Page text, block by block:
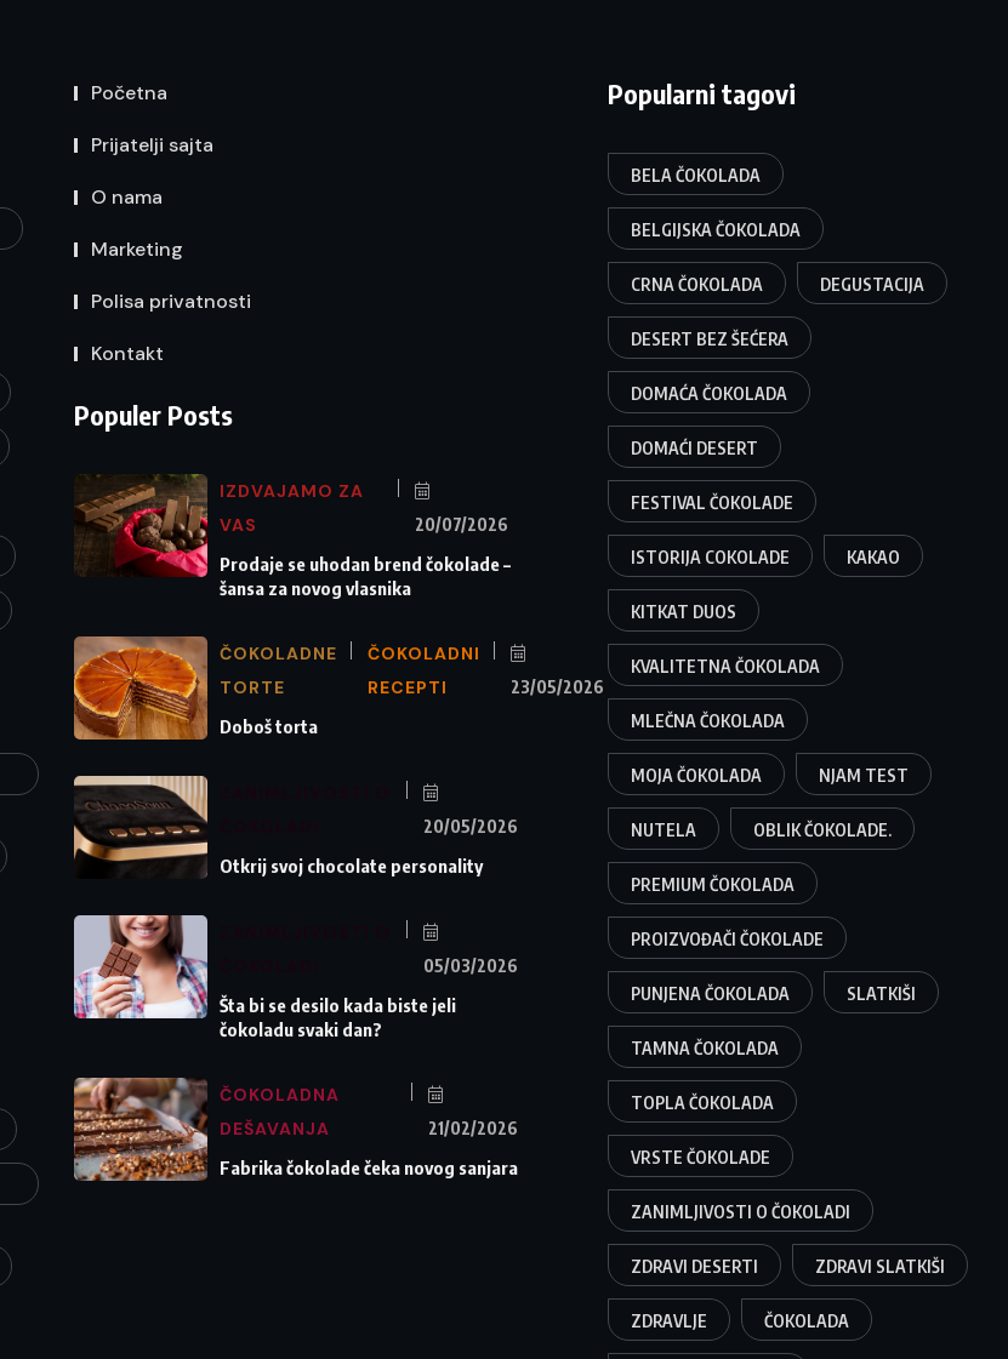
Početna
Prijatelji sajta
O nama
Marketing
Polisa privatnosti
Kontakt
Populer Posts
IZDVAJAMO ZA
VAS
20/07/2026
Prodaje se uhodan brend čokolade –
šansa za novog vlasnika
ČOKOLADNE
TORTE
ČOKOLADNI
RECEPTI
23/05/2026
Doboš torta
20/05/2026
Otkrij svoj chocolate personality
05/03/2026
Šta bi se desilo kada biste jeli
čokoladu svaki dan?
ČOKOLADNA
DEŠAVANJA
21/02/2026
Fabrika čokolade čeka novog sanjara
Popularni tagovi
BELA ČOKOLADA
BELGIJSKA ČOKOLADA
CRNA ČOKOLADA DEGUSTACIJA
DESERT BEZ ŠEĆERA
DOMAĆA ČOKOLADA
DOMAĆI DESERT
FESTIVAL ČOKOLADE
ISTORIJA COKOLADE KAKAO
KITKAT DUOS
KVALITETNA ČOKOLADA
MLEČNA ČOKOLADA
MOJA ČOKOLADA NJAM TEST
NUTELA OBLIK ČOKOLADE.
PREMIUM ČOKOLADA
PROIZVOĐAČI ČOKOLADE
PUNJENA ČOKOLADA SLATKIŠI
TAMNA ČOKOLADA
TOPLA ČOKOLADA
VRSTE ČOKOLADE
ZANIMLJIVOSTI O ČOKOLADI
ZDRAVI DESERTI ZDRAVI SLATKIŠI
ZDRAVLJE ČOKOLADA